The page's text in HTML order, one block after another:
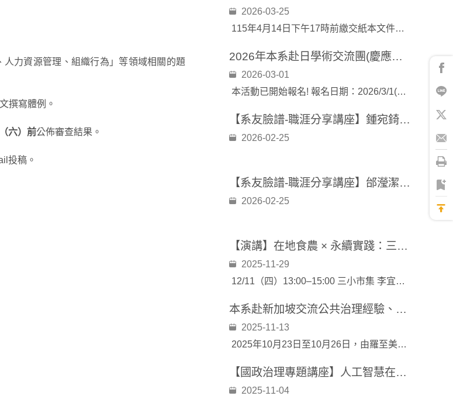
力資源管理、組織行為」等領域相關的題
撰寫體例。
六）前公佈審查結果。
投稿。
2026-03-25
115年4月14日下午17時前繳交紙本文件至(台北、三峽)系辦公室，由各學制助教代收。
2026年本系赴日學術交流團(慶應義塾大學、早稻田大學)
2026-03-01
本活動已開始報名! 報名日期：2026/3/1(日) ~ 3/25(三)
【系友臉譜-職涯分享講座】鍾宛錡學姐：一段跨界的人資旅程~從公共政策到企業人資
2026-02-25
【系友臉譜-職涯分享講座】邰瀅潔學姐：在你選擇之前---淺談職涯規劃
2026-02-25
【演講】在地食農 × 永續實踐：三小市集的ESG轉譯之路
2025-11-29
12/11（四）13:00–15:00 三小市集 李宜倩 創辦人 〈友善市集的食育實踐與 ESG 轉譯——雲林三小市集〉
本系赴新加坡交流公共治理經驗、與新加坡國立大學師生激盪思想火花
2025-11-13
2025年10月23日至10月26日，由羅至美主任、黃朝盟教授、李仲彬教授與楊臻欣助理教授，共計四位教師帶領博士班、碩士班、碩士在職專班、學士班及進修學士班等共20名學生至新加坡參訪
【國政治理專題講座】人工智慧在公共管理中的應用
2025-11-04